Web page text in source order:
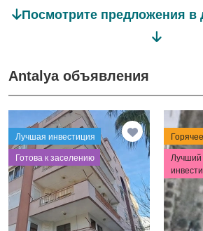
Посмотрите предложения в
Antalya объявления
Лучшая инвестиция
⁠Готова к заселению
Лучший